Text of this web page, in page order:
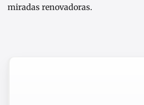
miradas renovadoras.